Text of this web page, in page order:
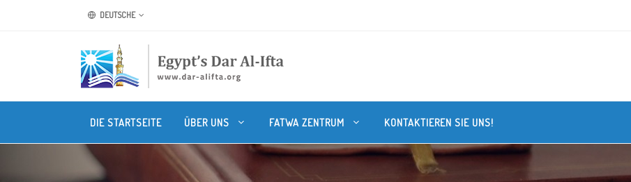
DEUTSCHE
DIE STARTSEITE ÜBER UNS FATWA ZENTRUM KONTAKTIEREN SIE UNS!